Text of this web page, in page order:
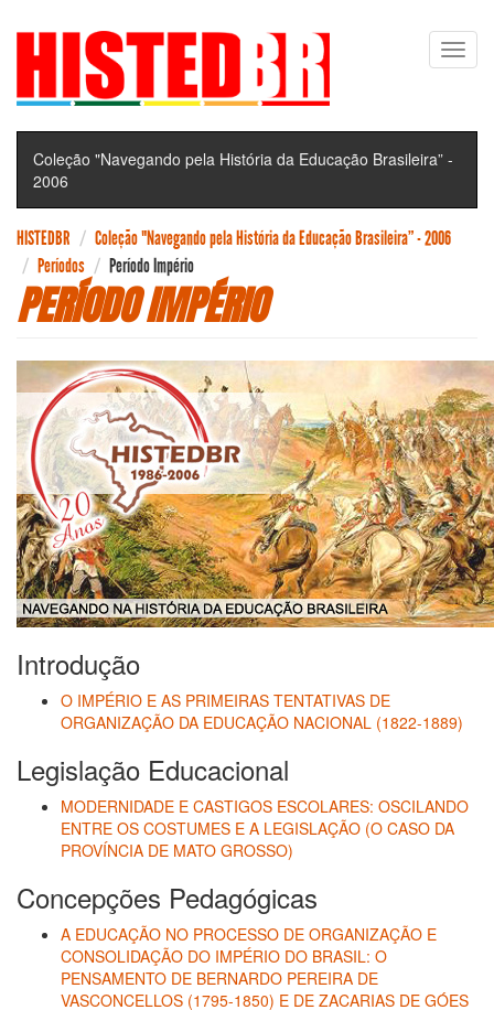
Pular
conteúdo
Coleção "Navegando pela História da Educação Brasileira” -
2006
HISTEDBR
Coleção "Navegando pela História da Educação Brasileira” - 2006
Períodos
Período Império
PERÍODO IMPÉRIO
Introdução
O IMPÉRIO E AS PRIMEIRAS TENTATIVAS DE
ORGANIZAÇÃO DA EDUCAÇÃO NACIONAL (1822-1889)
Legislação Educacional
MODERNIDADE E CASTIGOS ESCOLARES: OSCILANDO
ENTRE OS COSTUMES E A LEGISLAÇÃO (O CASO DA
PROVÍNCIA DE MATO GROSSO)
Concepções Pedagógicas
A EDUCAÇÃO NO PROCESSO DE ORGANIZAÇÃO E
CONSOLIDAÇÃO DO IMPÉRIO DO BRASIL: O
PENSAMENTO DE BERNARDO PEREIRA DE
VASCONCELLOS (1795-1850) E DE ZACARIAS DE GÓES